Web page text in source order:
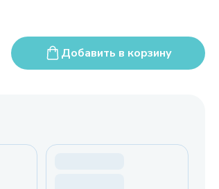
Добавить в корзину